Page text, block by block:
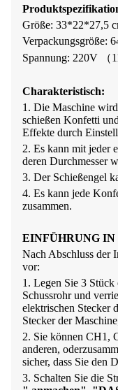
Größe: 33*22*27,5
Verpackungsgröße:
Spannung: 220V （
Charakteristisch:
1. Die Maschine
schießen Konfetti und
Effekte durch
2. Es kann mit jeder
deren Durchmesser
3. Der Schießengel
4. Es kann jede
zusammen.
EINFÜHRUNG
Nach Abschluss der
vor:
1. Legen Sie 3
Schussrohr und
elektrischen Stecker
Stecker der
2. Sie können CH1,
anderen, oder
sicher, dass Sie den
3. Schalten Sie die